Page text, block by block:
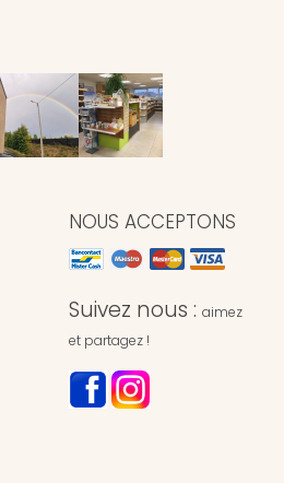
NOUS ACCEPTONS
Suivez nous : aimez
et partagez !